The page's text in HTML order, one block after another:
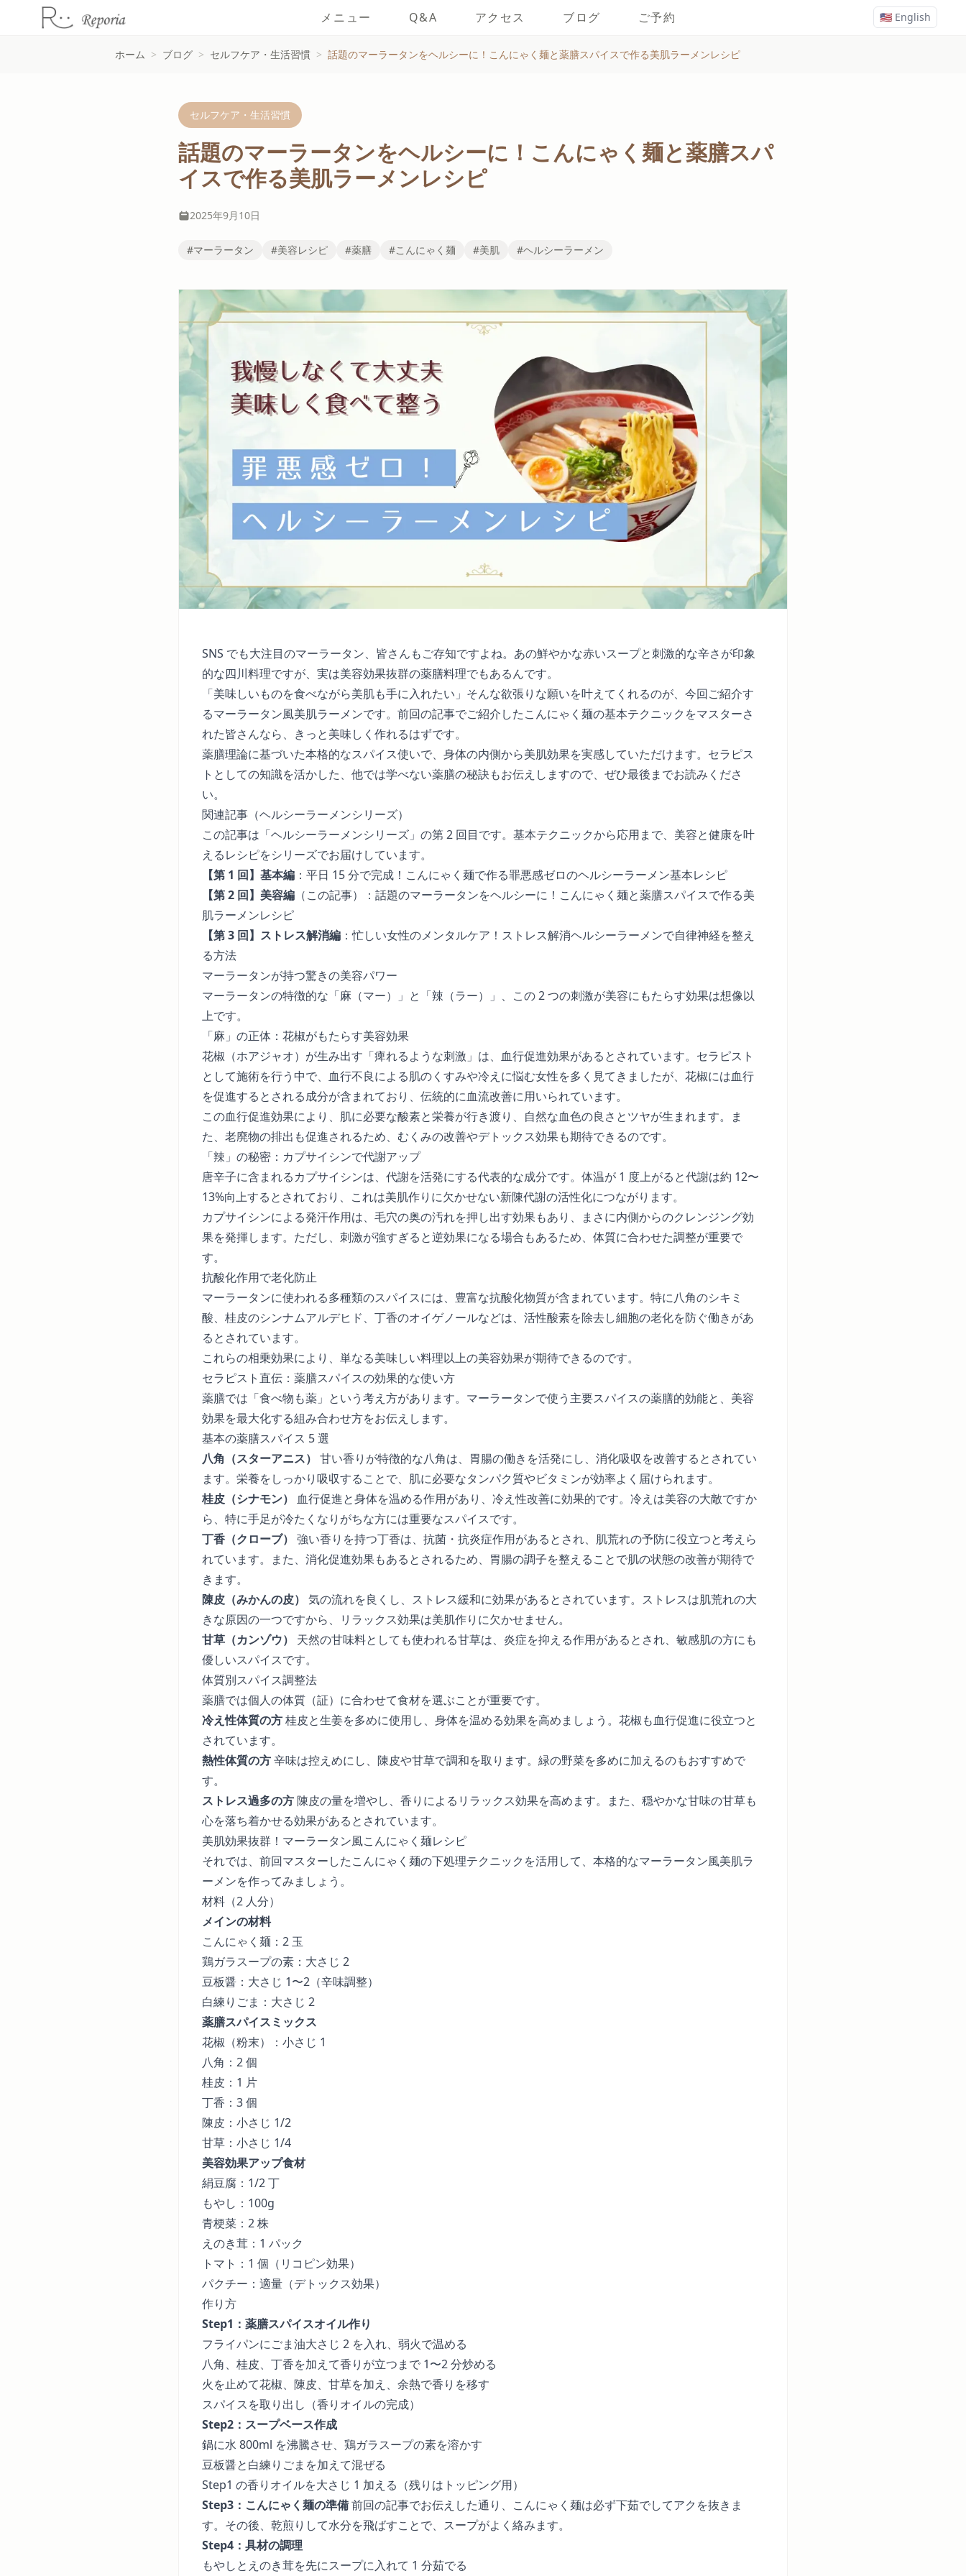
🇺🇸 English
メニュー Q&A アクセス ブログ ご予約
ホーム > ブログ > セルフケア・生活習慣 > 話題のマーラータンをヘルシーに！こんにゃく麺と薬膳スパイスで作る美肌ラーメンレシピ
セルフケア・生活習慣
話題のマーラータンをヘルシーに！こんにゃく麺と薬膳スパ
イスで作る美肌ラーメンレシピ
2025年9月10日
#マーラータン #美容レシピ #薬膳 #こんにゃく麺 #美肌 #ヘルシーラーメン
SNS でも大注目のマーラータン、皆さんもご存知ですよね。あの鮮やかな赤いスープと刺激的な辛さが印象
的な四川料理ですが、実は美容効果抜群の薬膳料理でもあるんです。
「美味しいものを食べながら美肌も手に入れたい」そんな欲張りな願いを叶えてくれるのが、今回ご紹介す
るマーラータン風美肌ラーメンです。前回の記事でご紹介したこんにゃく麺の基本テクニックをマスターさ
れた皆さんなら、きっと美味しく作れるはずです。
薬膳理論に基づいた本格的なスパイス使いで、身体の内側から美肌効果を実感していただけます。セラピス
トとしての知識を活かした、他では学べない薬膳の秘訣もお伝えしますので、ぜひ最後までお読みくださ
い。
関連記事（ヘルシーラーメンシリーズ）
この記事は「ヘルシーラーメンシリーズ」の第 2 回目です。基本テクニックから応用まで、美容と健康を叶
えるレシピをシリーズでお届けしています。
【第 1 回】基本編 ： 平日 15 分で完成！こんにゃく麺で作る罪悪感ゼロのヘルシーラーメン基本レシピ
【第 2 回】美容編 （この記事）：話題のマーラータンをヘルシーに！こんにゃく麺と薬膳スパイスで作る美
肌ラーメンレシピ
【第 3 回】ストレス解消編 ：忙しい女性のメンタルケア！ストレス解消ヘルシーラーメンで自律神経を整え
る方法
マーラータンが持つ驚きの美容パワー
マーラータンの特徴的な「麻（マー）」と「辣（ラー）」、この 2 つの刺激が美容にもたらす効果は想像以
上です。
「麻」の正体：花椒がもたらす美容効果
花椒（ホアジャオ）が生み出す「痺れるような刺激」は、血行促進効果があるとされています。セラピスト
として施術を行う中で、血行不良による肌のくすみや冷えに悩む女性を多く見てきましたが、花椒には血行
を促進するとされる成分が含まれており、伝統的に血流改善に用いられています。
この血行促進効果により、肌に必要な酸素と栄養が行き渡り、自然な血色の良さとツヤが生まれます。ま
た、老廃物の排出も促進されるため、むくみの改善やデトックス効果も期待できるのです。
「辣」の秘密：カプサイシンで代謝アップ
唐辛子に含まれるカプサイシンは、代謝を活発にする代表的な成分です。体温が 1 度上がると代謝は約 12〜
13%向上するとされており、これは美肌作りに欠かせない新陳代謝の活性化につながります。
カプサイシンによる発汗作用は、毛穴の奥の汚れを押し出す効果もあり、まさに内側からのクレンジング効
果を発揮します。ただし、刺激が強すぎると逆効果になる場合もあるため、体質に合わせた調整が重要で
す。
抗酸化作用で老化防止
マーラータンに使われる多種類のスパイスには、豊富な抗酸化物質が含まれています。特に八角のシキミ
酸、桂皮のシンナムアルデヒド、丁香のオイゲノールなどは、活性酸素を除去し細胞の老化を防ぐ働きがあ
るとされています。
これらの相乗効果により、単なる美味しい料理以上の美容効果が期待できるのです。
セラピスト直伝：薬膳スパイスの効果的な使い方
薬膳では「食べ物も薬」という考え方があります。マーラータンで使う主要スパイスの薬膳的効能と、美容
効果を最大化する組み合わせ方をお伝えします。
基本の薬膳スパイス 5 選
八角（スターアニス） 甘い香りが特徴的な八角は、胃腸の働きを活発にし、消化吸収を改善するとされてい
ます。栄養をしっかり吸収することで、肌に必要なタンパク質やビタミンが効率よく届けられます。
桂皮（シナモン）
血行促進と身体を温める作用があり、冷え性改善に効果的です。冷えは美容の大敵ですか
ら、特に手足が冷たくなりがちな方には重要なスパイスです。
丁香（クローブ） 強い香りを持つ丁香は、抗菌・抗炎症作用があるとされ、肌荒れの予防に役立つと考えら
れています。また、消化促進効果もあるとされるため、胃腸の調子を整えることで肌の状態の改善が期待で
きます。
陳皮（みかんの皮） 気の流れを良くし、ストレス緩和に効果があるとされています。ストレスは肌荒れの大
きな原因の一つですから、リラックス効果は美肌作りに欠かせません。
甘草（カンゾウ）
天然の甘味料としても使われる甘草は、炎症を抑える作用があるとされ、敏感肌の方にも
優しいスパイスです。
体質別スパイス調整法
薬膳では個人の体質（証）に合わせて食材を選ぶことが重要です。
冷え性体質の方桂皮と生姜を多めに使用し、身体を温める効果を高めましょう。花椒も血行促進に役立つと
されています。
熱性体質の方辛味は控えめにし、陳皮や甘草で調和を取ります。緑の野菜を多めに加えるのもおすすめで
す。
ストレス過多の方陳皮の量を増やし、香りによるリラックス効果を高めます。また、穏やかな甘味の甘草も
心を落ち着かせる効果があるとされています。
美肌効果抜群！マーラータン風こんにゃく麺レシピ
それでは、前回マスターしたこんにゃく麺の下処理テクニックを活用して、本格的なマーラータン風美肌ラ
ーメンを作ってみましょう。
材料（2 人分）
メインの材料
こんにゃく麺：2 玉
鶏ガラスープの素：大さじ 2
豆板醤：大さじ 1〜2（辛味調整）
白練りごま：大さじ 2
薬膳スパイスミックス
花椒（粉末）：小さじ 1
八角：2 個
桂皮：1 片
丁香：3 個
陳皮：小さじ 1/2
甘草：小さじ 1/4
美容効果アップ食材
絹豆腐：1/2 丁
もやし：100g
青梗菜：2 株
えのき茸：1 パック
トマト：1 個（リコピン効果）
パクチー：適量（デトックス効果）
作り方
Step1：薬膳スパイスオイル作り
フライパンにごま油大さじ 2 を入れ、弱火で温める
八角、桂皮、丁香を加えて香りが立つまで 1〜2 分炒める
火を止めて花椒、陳皮、甘草を加え、余熱で香りを移す
スパイスを取り出し（香りオイルの完成）
Step2：スープベース作成
鍋に水 800ml を沸騰させ、鶏ガラスープの素を溶かす
豆板醤と白練りごまを加えて混ぜる
Step1 の香りオイルを大さじ 1 加える（残りはトッピング用）
Step3：こんにゃく麺の準備前回の記事でお伝えした通り、こんにゃく麺は必ず下茹でしてアクを抜きま
す。その後、乾煎りして水分を飛ばすことで、スープがよく絡みます。
Step4：具材の調理
もやしとえのき茸を先にスープに入れて 1 分茹でる